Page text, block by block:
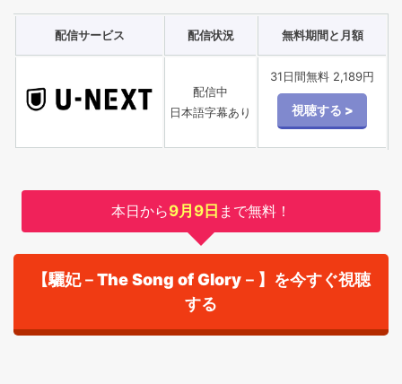
配信サービス 配信状況 無料期間と月額
配信中
日本語字幕あり
31日間無料 2,189円
本日から9月9日 まで無料！
【驪妃－The Song of Glory－】を今すぐ視聴
する